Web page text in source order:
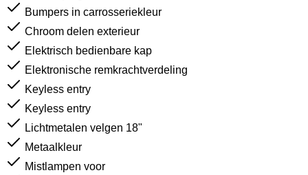
Bumpers in carrosseriekleur
Chroom delen exterieur
Elektrisch bedienbare kap
Elektronische remkrachtverdeling
Keyless entry
Keyless entry
Lichtmetalen velgen 18"
Metaalkleur
Mistlampen voor